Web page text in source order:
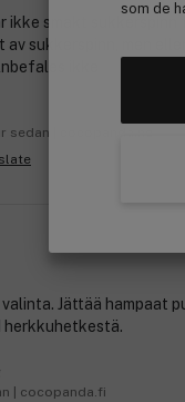
som de
ikke smakt sukkerspinn
sukkerspinn, men
ikke
sedan | cocopanda.no
Jättää hampaat
herkkuhetkestä.
| cocopanda.fi